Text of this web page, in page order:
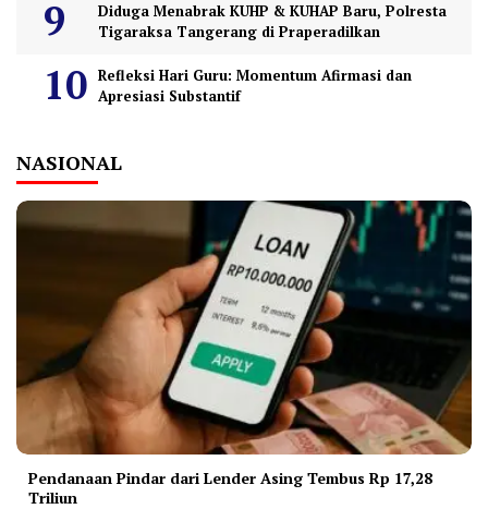
Diduga Menabrak KUHP & KUHAP Baru, Polresta
Tigaraksa Tangerang di Praperadilkan
Refleksi Hari Guru: Momentum Afirmasi dan
Apresiasi Substantif
NASIONAL
Pendanaan Pindar dari Lender Asing Tembus Rp 17,28
Triliun